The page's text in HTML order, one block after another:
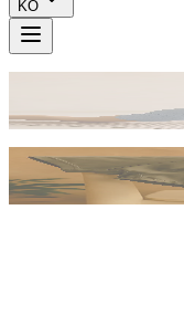
KO
THE BEST GROWTH
JUNG KWANG
THE BEST GROWTH